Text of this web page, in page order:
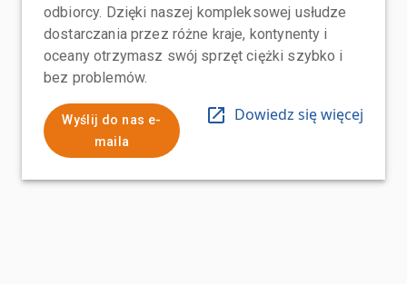
odbiorcy. Dzięki naszej kompleksowej usłudze
dostarczania przez różne kraje, kontynenty i
oceany otrzymasz swój sprzęt ciężki szybko i
bez problemów.
Wyślij do nas e-
maila
Dowiedz się więcej